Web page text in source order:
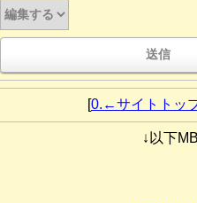
[0.←サイトトッ
↓以下